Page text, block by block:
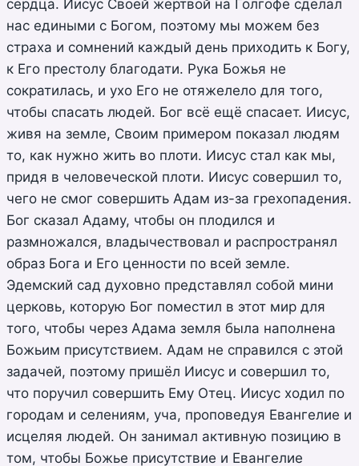
сердца. Иисус Своей жертвой на Голгофе сделал
нас едиными с Богом, поэтому мы можем без
страха и сомнений каждый день приходить к Богу,
к Его престолу благодати. Рука Божья не
сократилась, и ухо Его не отяжелело для того,
чтобы спасать людей. Бог всё ещё спасает. Иисус,
живя на земле, Своим примером показал людям
то, как нужно жить во плоти. Иисус стал как мы,
придя в человеческой плоти. Иисус совершил то,
чего не смог совершить Адам из-за грехопадения.
Бог сказал Адаму, чтобы он плодился и
размножался, владычествовал и распространял
образ Бога и Его ценности по всей земле.
Эдемский сад духовно представлял собой мини
церковь, которую Бог поместил в этот мир для
того, чтобы через Адама земля была наполнена
Божьим присутствием. Адам не справился с этой
задачей, поэтому пришёл Иисус и совершил то,
что поручил совершить Ему Отец. Иисус ходил по
городам и селениям, уча, проповедуя Евангелие и
исцеляя людей. Он занимал активную позицию в
том, чтобы Божье присутствие и Евангелие